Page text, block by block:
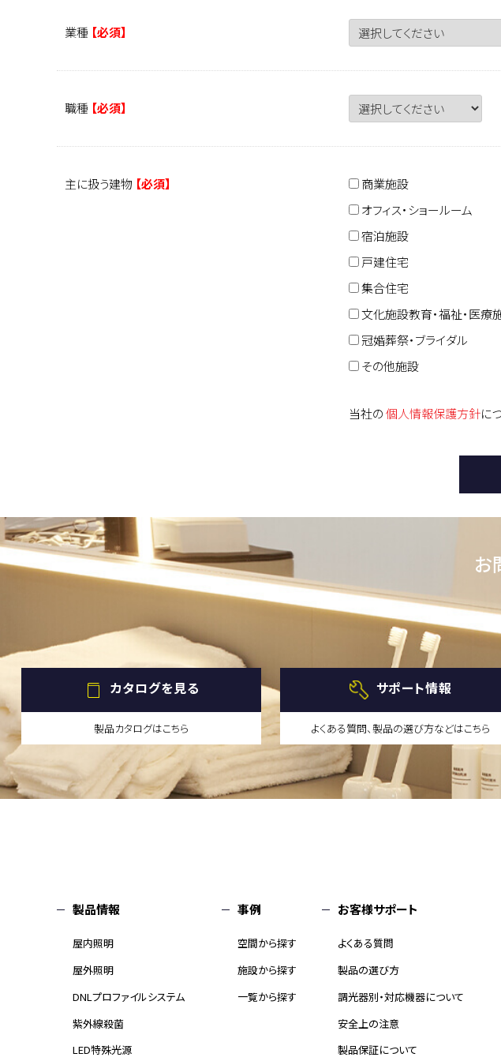
業種 【必須】
職種 【必須】
主に扱う建物 【必須】
商業施設
オフィス・ショールーム
宿泊施設
戸建住宅
集合住宅
文化施設教育・福祉・医療
冠婚葬祭・ブライダル
その他施設
当社の個人情報保護方針に
お
カタログを見る
製品カタログはこちら
サポート情報
よくある質問、製品の選び方などはこちら
製品情報
屋内照明
屋外照明
DNLプロファイルシステム
紫外線殺菌
LED特殊光源
事例
空間から探す
施設から探す
一覧から探す
お客様サポート
よくある質問
製品の選び方
調光器別・対応機器について
安全上の注意
製品保証について